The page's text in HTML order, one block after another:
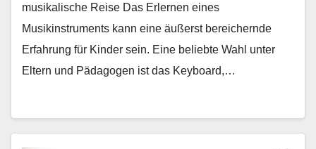
musikalische Reise Das Erlernen eines
Musikinstruments kann eine äußerst bereichernde
Erfahrung für Kinder sein. Eine beliebte Wahl unter
Eltern und Pädagogen ist das Keyboard,…